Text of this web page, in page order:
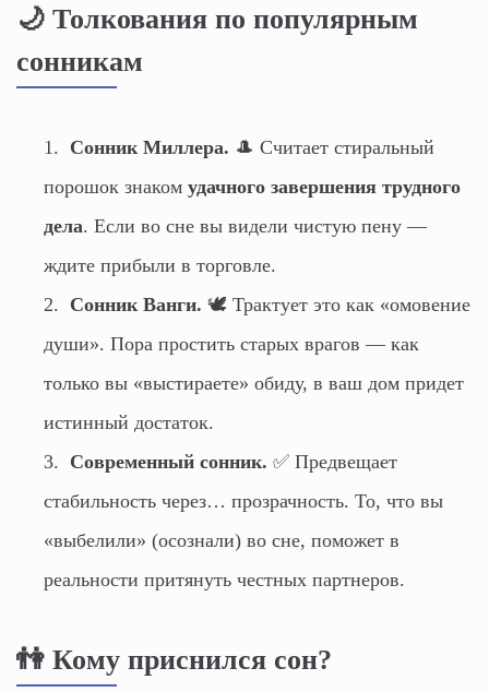
🌙 Толкования по популярным
сонникам
Сонник Миллера. 🎩 Считает стиральный
порошок знаком удачного завершения трудного
дела. Если во сне вы видели чистую пену —
ждите прибыли в торговле.
Сонник Ванги. 🕊️ Трактует это как «омовение
души». Пора простить старых врагов — как
только вы «выстираете» обиду, в ваш дом придет
истинный достаток.
Современный сонник. ✅ Предвещает
стабильность через… прозрачность. То, что вы
«выбелили» (осознали) во сне, поможет в
реальности притянуть честных партнеров.
👫 Кому приснился сон?